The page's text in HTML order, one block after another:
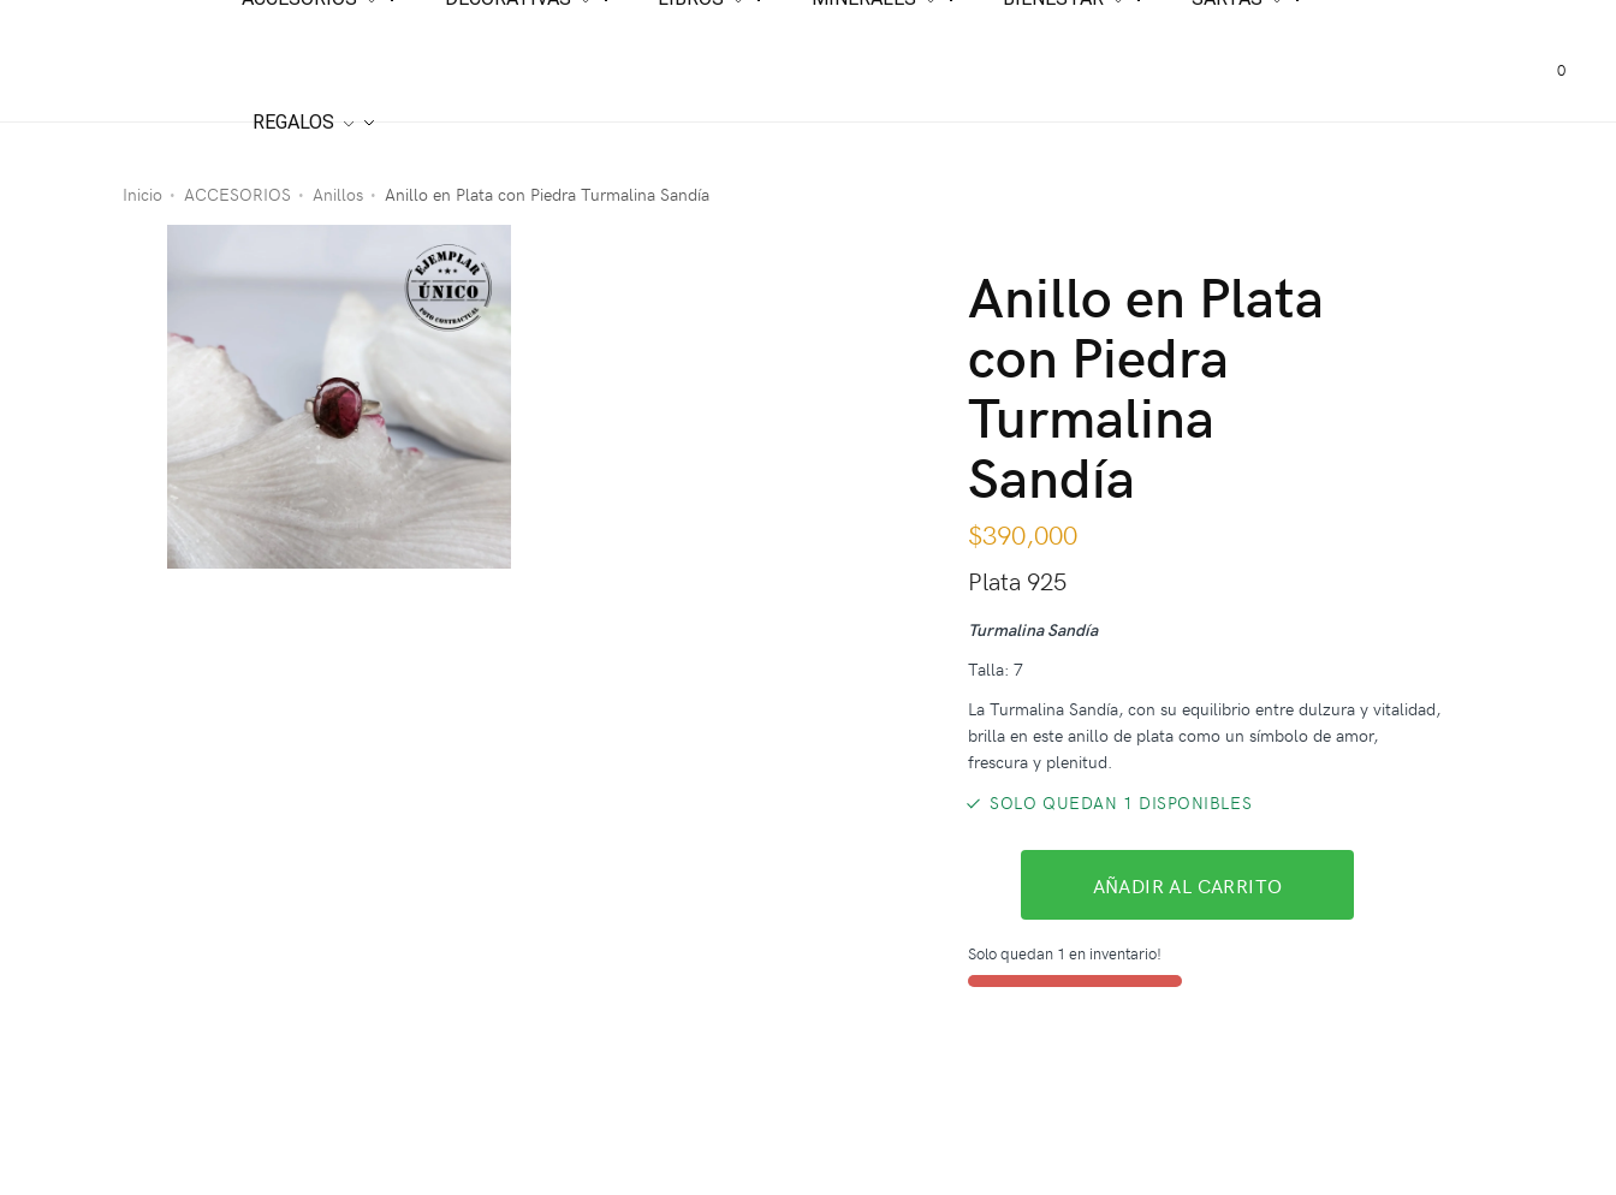
REGALOS
0
Inicio • ACCESORIOS • Anillos • Anillo en Plata con Piedra Turmalina Sandía
Anillo en Plata
con Piedra
Turmalina
Sandía
$390,000
Plata 925
Turmalina Sandía
Talla: 7
La Turmalina Sandía, con su equilibrio entre dulzura y vitalidad,
brilla en este anillo de plata como un símbolo de amor,
frescura y plenitud.
SOLO QUEDAN 1 DISPONIBLES
AÑADIR AL CARRITO
Solo quedan 1 en inventario!